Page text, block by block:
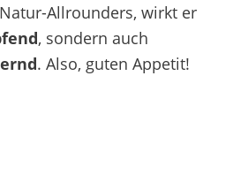
Allrounders, wirkt er
, sondern auch
. Also, guten Appetit!